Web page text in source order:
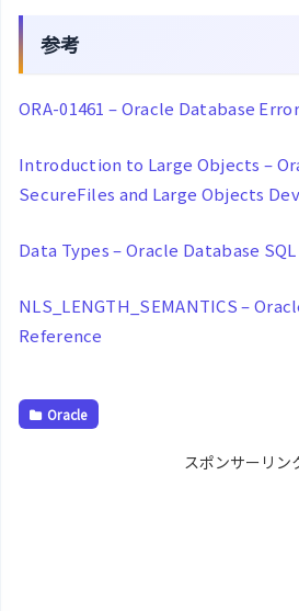
参考
ORA-01461 – Oracle Database
Introduction to Large Objects –
SecureFiles and Large Objects
Data Types – Oracle Database
NLS_LENGTH_SEMANTICS –
Reference
Oracle
スポンサーリン